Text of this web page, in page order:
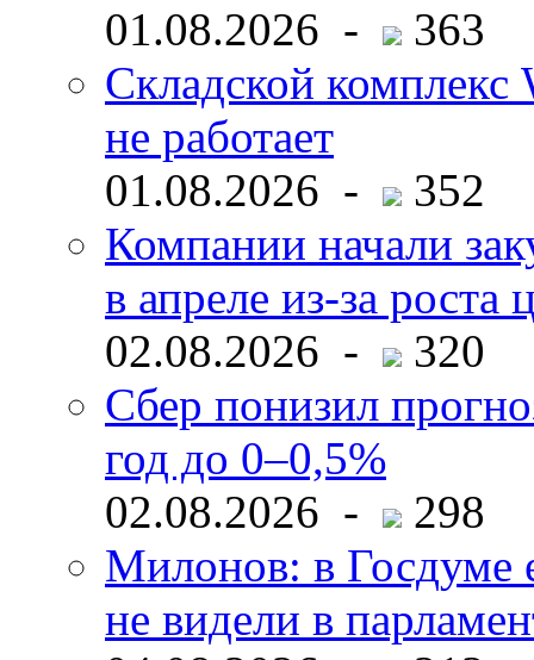
01.08.2026 -
363
Складской комплекс
не работает
01.08.2026 -
352
Компании начали
в апреле из-за роста
02.08.2026 -
320
Сбер понизил
год до 0–0,5%
02.08.2026 -
298
Милонов: в Госдуме
не видели в